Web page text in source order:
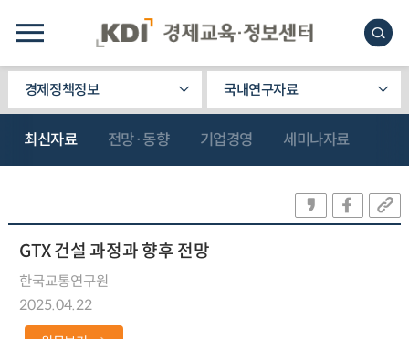
경제정책정보 국내연구자료
최신자료 전망·동향 기업경영 세미나자료
GTX 건설 과정과 향후 전망
한국교통연구원
2025.04.22